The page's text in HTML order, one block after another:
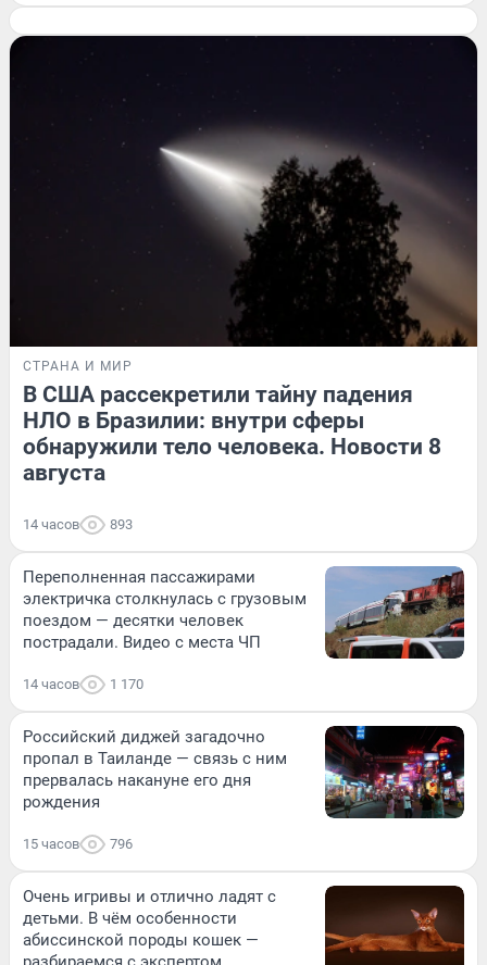
СТРАНА И МИР
В США рассекретили тайну падения
НЛО в Бразилии: внутри сферы
обнаружили тело человека. Новости 8
августа
14 часов 893
Переполненная пассажирами
электричка столкнулась с грузовым
поездом — десятки человек
пострадали. Видео с места ЧП
14 часов 1 170
Российский диджей загадочно
пропал в Таиланде — связь с ним
прервалась накануне его дня
рождения
15 часов 796
Очень игривы и отлично ладят с
детьми. В чём особенности
абиссинской породы кошек —